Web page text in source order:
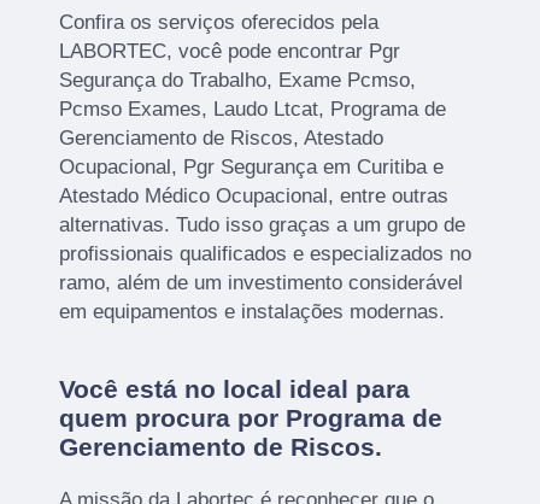
Confira os serviços oferecidos pela
LABORTEC, você pode encontrar Pgr
Segurança do Trabalho, Exame Pcmso,
Pcmso Exames, Laudo Ltcat, Programa de
Gerenciamento de Riscos, Atestado
Ocupacional, Pgr Segurança em Curitiba e
Atestado Médico Ocupacional, entre outras
alternativas. Tudo isso graças a um grupo de
profissionais qualificados e especializados no
ramo, além de um investimento considerável
em equipamentos e instalações modernas.
Você está no local ideal para
quem procura por Programa de
Gerenciamento de Riscos.